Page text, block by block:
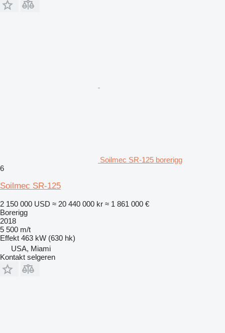
Soilmec SR-125 borerigg
6
Soilmec SR-125
2 150 000 USD ≈ 20 440 000 kr ≈ 1 861 000 €
Borerigg
2018
5 500 m/t
Effekt 463 kW (630 hk)
USA, Miami
Kontakt selgeren